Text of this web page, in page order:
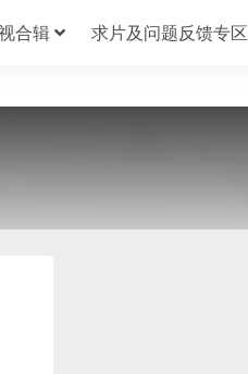
合辑 求片及问题反馈专区